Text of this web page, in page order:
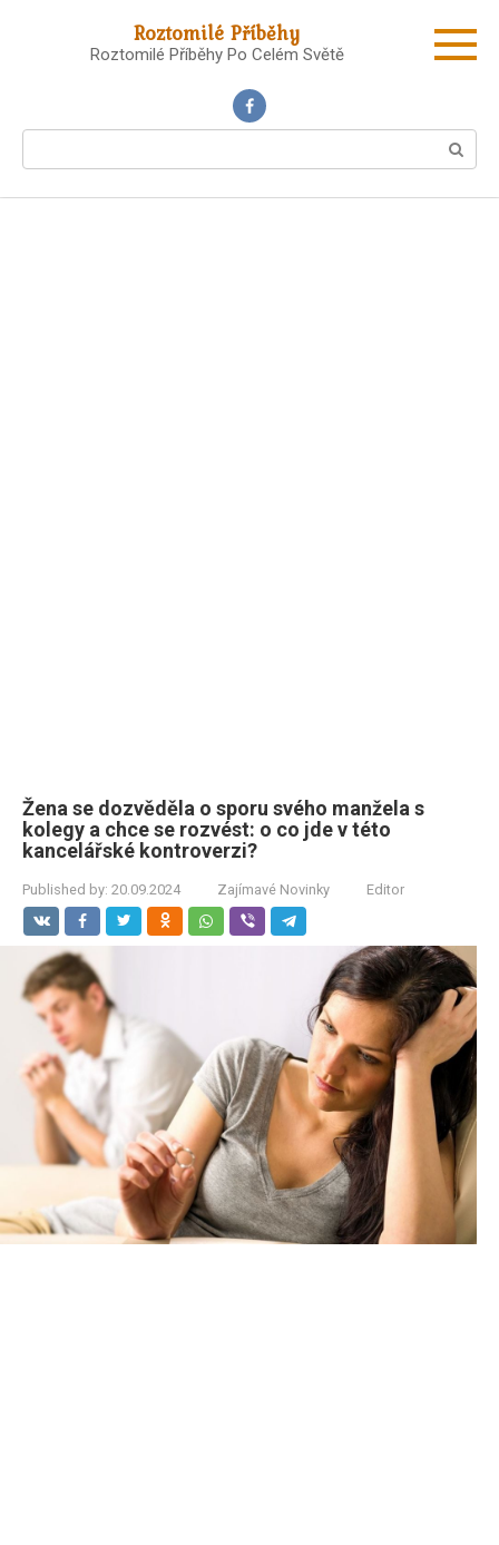
Roztomilé Příběhy
Roztomilé Příběhy Po Celém Světě
Žena se dozvěděla o sporu svého manžela s
kolegy a chce se rozvést: o co jde v této
kancelářské kontroverzi?
Published by: 20.09.2024 Zajímavé Novinky Editor